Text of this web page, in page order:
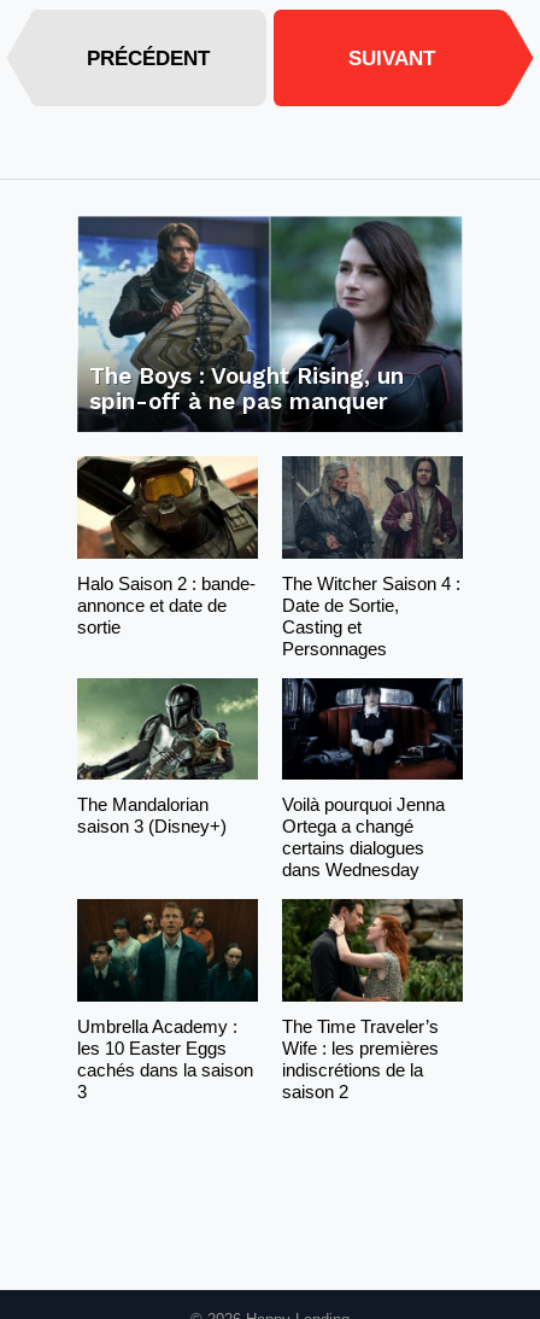
PRÉCÉDENT SUIVANT
The Boys : Vought Rising, un
spin-off à ne pas manquer
Halo Saison 2 : bande-
annonce et date de
sortie
The Witcher Saison 4 :
Date de Sortie,
Casting et
Personnages
The Mandalorian
saison 3 (Disney+)
Voilà pourquoi Jenna
Ortega a changé
certains dialogues
dans Wednesday
Umbrella Academy :
les 10 Easter Eggs
cachés dans la saison
3
The Time Traveler’s
Wife : les premières
indiscrétions de la
saison 2